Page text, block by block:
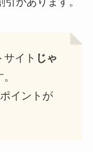
サイト じゃ
イントが